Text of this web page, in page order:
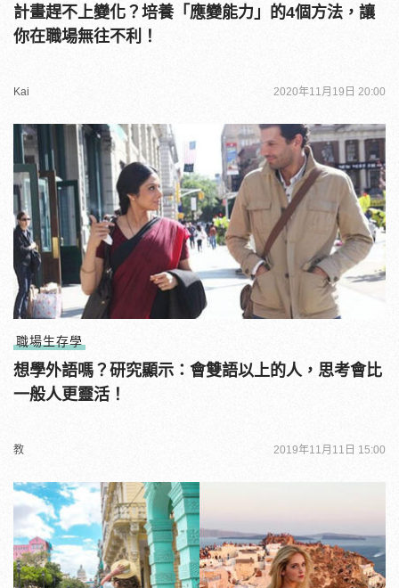
計畫趕不上變化？培養「應變能力」的4個方法，讓
你在職場無往不利！
Kai 2020年11月19日 20:00
職場生存學
想學外語嗎？研究顯示：會雙語以上的人，思考會比
一般人更靈活！
教 2019年11月11日 15:00